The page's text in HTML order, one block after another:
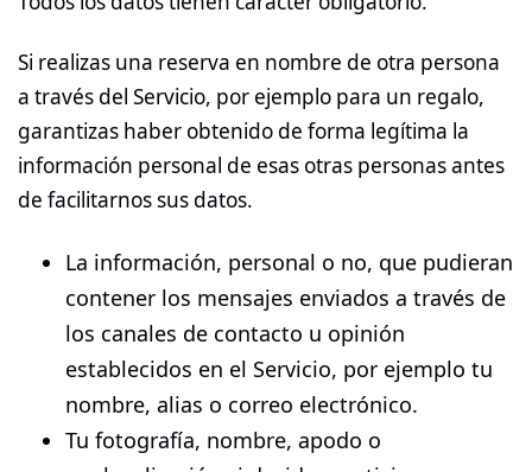
Si realizas una reserva en nombre de otra persona
a través del Servicio, por ejemplo para un regalo,
garantizas haber obtenido de forma legítima la
información personal de esas otras personas antes
de facilitarnos sus datos.
La información, personal o no, que pudieran
contener los mensajes enviados a través de
los canales de contacto u opinión
establecidos en el Servicio, por ejemplo tu
nombre, alias o correo electrónico.
Tu fotografía, nombre, apodo o